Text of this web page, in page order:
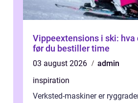
Vippeextensions i ski: hva
før du bestiller time
03 august 2026
admin
inspiration
Verksted-maskiner er